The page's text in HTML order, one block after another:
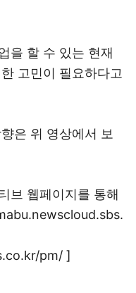
을 할 수 있는 현재
고민이 필요하다고
은 위 영상에서 보
브 웹페이지를 통해
pm/ ]